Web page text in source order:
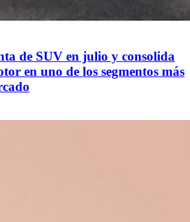
de SUV en julio y consolida
en uno de los segmentos más